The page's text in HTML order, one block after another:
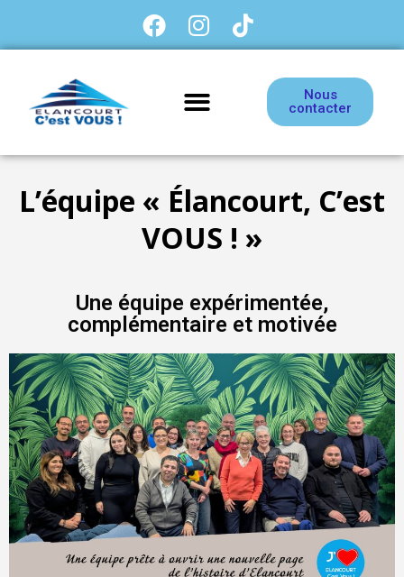
Nous
contacter
L’équipe « Élancourt, C’est
VOUS ! »
Une équipe expérimentée,
complémentaire et motivée